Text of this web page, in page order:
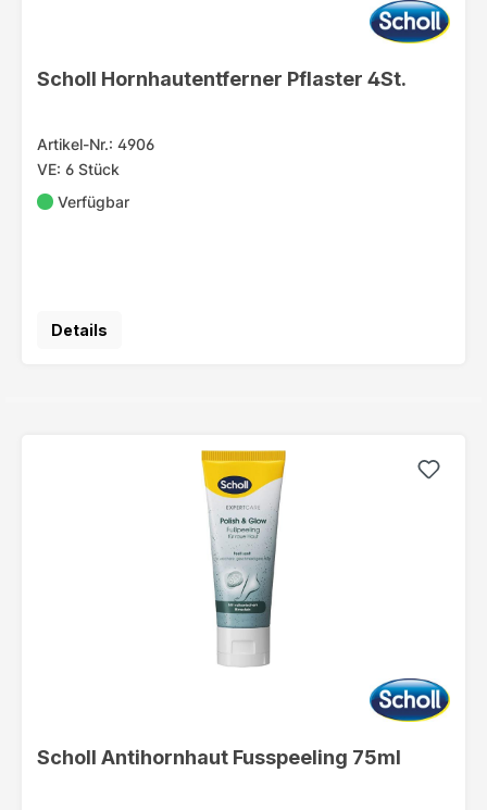
Scholl Hornhautentferner Pflaster 4St.
Artikel-Nr.: 4906
VE: 6 Stück
Verfügbar
Details
Scholl Antihornhaut Fusspeeling 75ml